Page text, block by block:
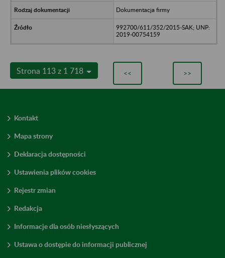
Dokumentacja firmy
992700/611/352/2015-SAK; UNP:
2019-00754159
Strona 113 z 1 718 << >>
Kontakt
Mapa strony
Deklaracja dostępności
Ustawienia plików cookies
Rejestr zmian
Redakcja
Informacje dla osób niesłyszących
Ustawa o dostępie do informacji publicznej